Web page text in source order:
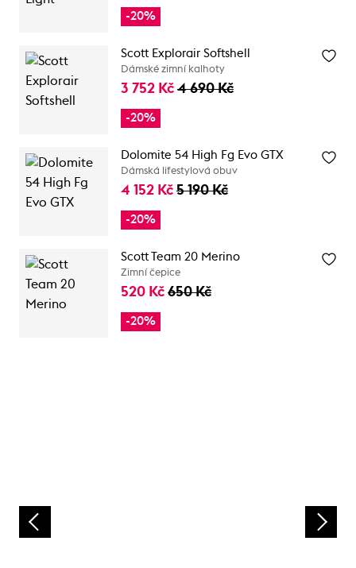
-20%
Scott Explorair Softshell
Dámské zimní kalhoty
3 752 Kč 4 690 Kč
-20%
Dolomite 54 High Fg Evo GTX
Dámská lifestylová obuv
4 152 Kč 5 190 Kč
-20%
Scott Team 20 Merino
Zimní čepice
520 Kč 650 Kč
-20%